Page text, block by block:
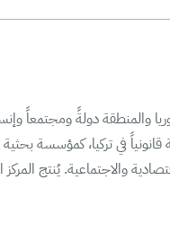
والمنطقة دولةً ومجتمعاً
في تركيا، كمؤسسة
والاجتماعية. يُنتج